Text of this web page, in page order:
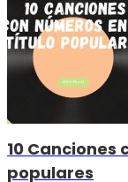
10 Canciones
populares